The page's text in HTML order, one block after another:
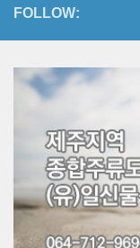
FOLLOW: